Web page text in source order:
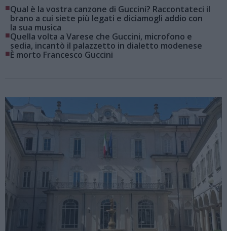
■Qual è la vostra canzone di Guccini? Raccontateci il
brano a cui siete più legati e diciamogli addio con
la sua musica
■Quella volta a Varese che Guccini, microfono e
sedia, incantò il palazzetto in dialetto modenese
■È morto Francesco Guccini